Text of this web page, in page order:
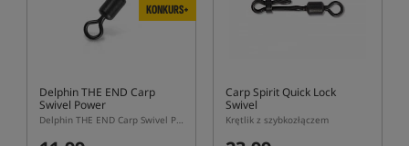
KONKURS+
Delphin THE END Carp
Swivel Power
Delphin THE END Carp Swivel Power – wytrzymały krętlik do zestawów karpiowych
Carp Spirit Quick Lock
Swivel
Krętlik z szybkozłączem